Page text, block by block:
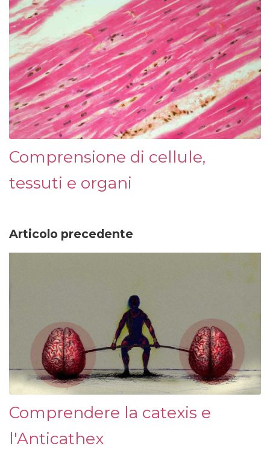
Comprensione di cellule,
tessuti e organi
Articolo precedente
Comprendere la catexis e
l'Anticathex